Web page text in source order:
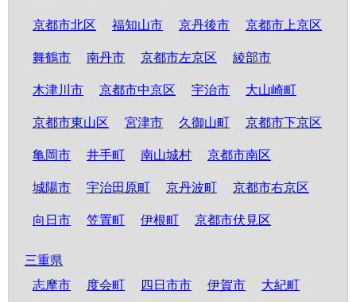
京都市北区 福知山市 京丹後市 京都市上京区
舞鶴市 南丹市 京都市左京区 綾部市
木津川市 京都市中京区 宇治市 大山崎町
京都市東山区 宮津市 久御山町 京都市下京区
亀岡市 井手町 南山城村 京都市南区
城陽市 宇治田原町 京丹波町 京都市右京区
向日市 笠置町 伊根町 京都市伏見区
三重県
志摩市
度会町 四日市市 伊賀市 大紀町